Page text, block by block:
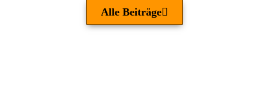
Alle Beiträge